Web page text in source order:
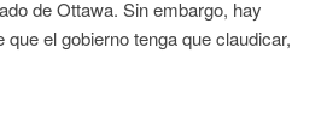
de Ottawa. Sin embargo, hay
el gobierno tenga que claudicar,